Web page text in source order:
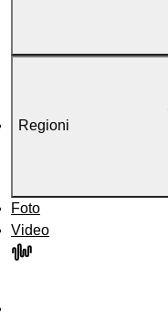
Regioni
Foto
Video